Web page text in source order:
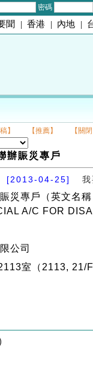
密碼
聞 | 香港 | 內地 |
】 【推薦】 【關
辦賑災專戶
[2013-04-25]
災專戶（英文名
A/C FOR
公司
室（2113, 21/